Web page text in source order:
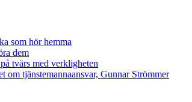
som hör hemma
dem
tvärs med verkligheten
om tjänstemannaansvar, Gunnar Strömmer